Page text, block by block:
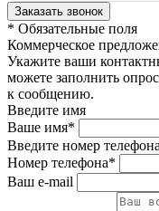
* Обязательные поля
Коммерческое
Укажите ваши
можете заполнить
к сообщению.
Введите имя
Ваше имя*
Введите номер телефона
Номер телефона*
Ваш e-mail